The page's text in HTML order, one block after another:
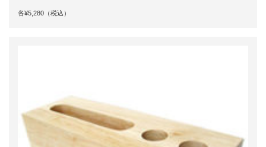
各¥5,280（税込）